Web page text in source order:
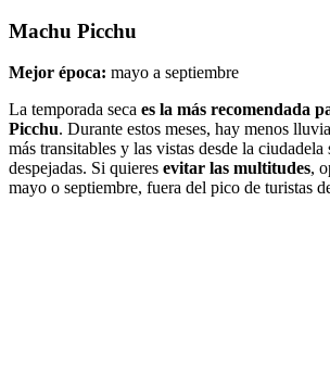
Machu Picchu
Mejor época: mayo a septiembre
La temporada seca es la más recomendada
Picchu. Durante estos meses, hay menos
más transitables y las vistas desde la ciudadela
despejadas. Si quieres evitar las multitudes,
mayo o septiembre, fuera del pico de turistas